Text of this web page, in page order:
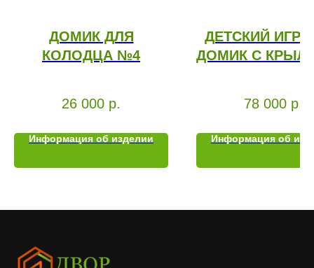
ДОМИК ДЛЯ
КОЛОДЦА №4
26 000 р.
Информация об изделии
ДЕТСКИЙ
ДОМИК С
78 000 р.
Информация об